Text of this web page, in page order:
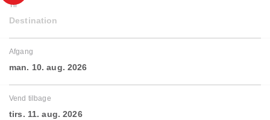
Til
Destination
Afgang
man. 10. aug. 2026
Vend tilbage
tirs. 11. aug. 2026